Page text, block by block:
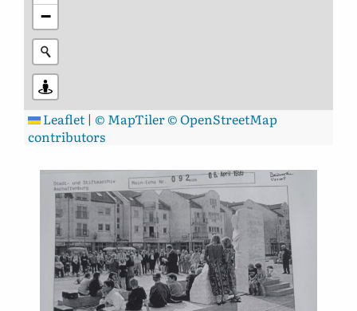
−
Leaflet | © MapTiler© OpenStreetMap
contributors